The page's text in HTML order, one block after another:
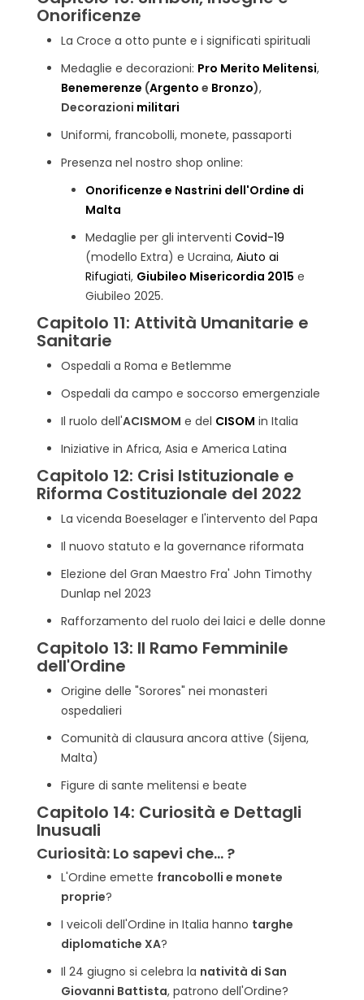
Onorificenze
La Croce a otto punte e i significati spirituali
Medaglie e decorazioni: Pro Merito Melitensi,
Benemerenze (Argento e Bronzo),
Decorazioni militari
Uniformi, francobolli, monete, passaporti
Presenza nel nostro shop online:
Onorificenze e Nastrini dell'Ordine di
Malta
Medaglie per gli interventi Covid-19
(modello Extra) e Ucraina, Aiuto ai
Rifugiati, Giubileo Misericordia 2015 e
Giubileo 2025.
Capitolo 11: Attività Umanitarie e
Sanitarie
Ospedali a Roma e Betlemme
Ospedali da campo e soccorso emergenziale
Il ruolo dell'ACISMOM e del CISOM in Italia
Iniziative in Africa, Asia e America Latina
Capitolo 12: Crisi Istituzionale e
Riforma Costituzionale del 2022
La vicenda Boeselager e l'intervento del Papa
Il nuovo statuto e la governance riformata
Elezione del Gran Maestro Fra' John Timothy
Dunlap nel 2023
Rafforzamento del ruolo dei laici e delle donne
Capitolo 13: Il Ramo Femminile
dell'Ordine
Origine delle "Sorores" nei monasteri
ospedalieri
Comunità di clausura ancora attive (Sijena,
Malta)
Figure di sante melitensi e beate
Capitolo 14: Curiosità e Dettagli
Inusuali
Curiosità: Lo sapevi che... ?
L'Ordine emette francobolli e monete
proprie?
I veicoli dell'Ordine in Italia hanno targhe
diplomatiche XA?
Il 24 giugno si celebra la natività di San
Giovanni Battista, patrono dell'Ordine?